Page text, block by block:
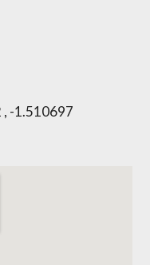
-1.510697